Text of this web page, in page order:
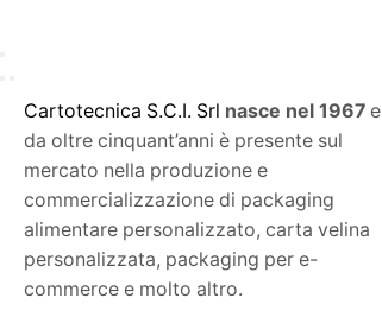
Cartotecnica S.C.I. Srl nasce nel 1967 e
da oltre cinquant’anni è presente sul
mercato nella produzione e
commercializzazione di packaging
alimentare personalizzato, carta velina
personalizzata, packaging per e-
commerce e molto altro.